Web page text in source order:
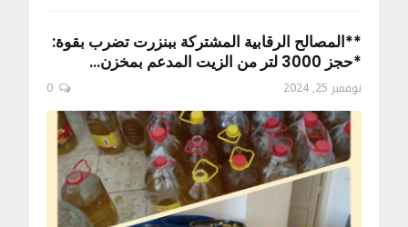
**المصالح الرقابية المشتركة ببنزرت تضرب بقوة:
*حجز 3000 لتر من الزيت المدعم بمخزن…
نوفمبر 25, 2024